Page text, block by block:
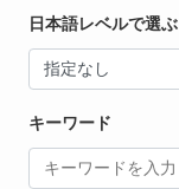
日本語レベルで選ぶ
キーワード